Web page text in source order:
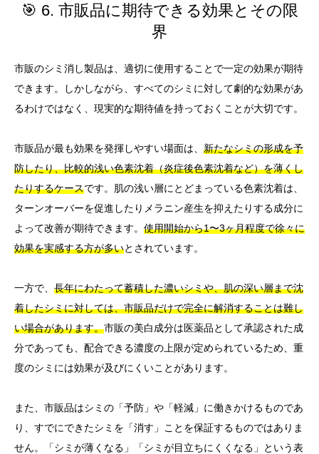
🎯 6. 市販品に期待できる効果とその限
界
市販のシミ消し製品は、適切に使用することで一定の効果が期待
できます。しかしながら、すべてのシミに対して劇的な効果があ
るわけではなく、現実的な期待値を持っておくことが大切です。
市販品が最も効果を発揮しやすい場面は、 新たなシミの形成を予
防したり、比較的浅い色素沈着（炎症後色素沈着など）を薄くし
たりするケースです。肌の浅い層にとどまっている色素沈着は、
ターンオーバーを促進したりメラニン産生を抑えたりする成分に
よって改善が期待できます。 使用開始から1〜3ヶ月程度で徐々に
効果を実感する方が多いとされています。
一方で、 長年にわたって蓄積した濃いシミや、肌の深い層まで沈
着したシミに対しては、市販品だけで完全に解消することは難し
い場合があります。市販の美白成分は医薬品として承認された成
分であっても、配合できる濃度の上限が定められているため、重
度のシミには効果が及びにくいことがあります。
また、市販品はシミの「予防」や「軽減」に働きかけるものであ
り、すでにできたシミを「消す」ことを保証するものではありま
せん。「シミが薄くなる」「シミが目立ちにくくなる」という表